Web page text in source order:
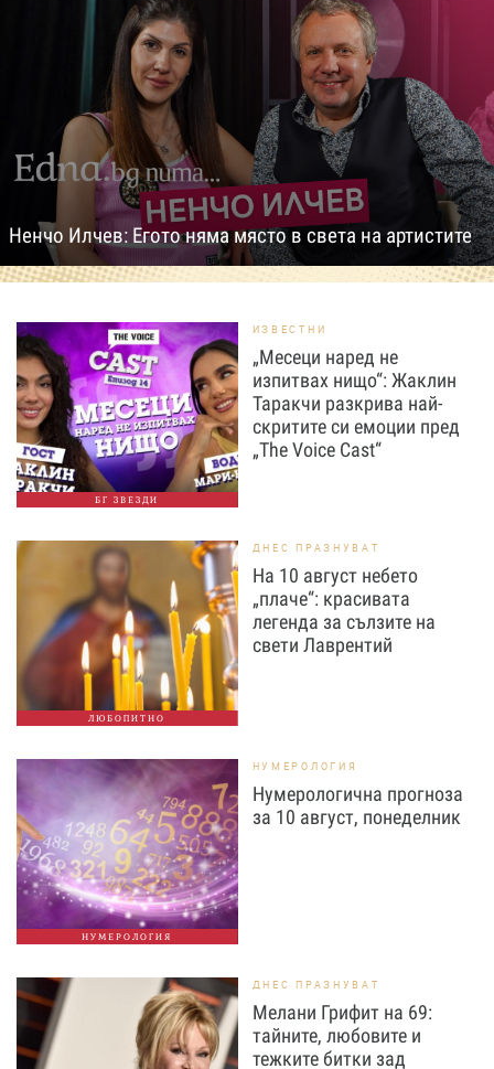
Ненчо Илчев: Егото няма място в света на артистите
БГ ЗВЕЗДИ
ИЗВЕСТНИ
„Месеци наред не
изпитвах нищо“: Жаклин
Таракчи разкрива най-
скритите си емоции пред
„The Voice Cast“
ЛЮБОПИТНО
ДНЕС ПРАЗНУВАТ
На 10 август небето
„плаче“: красивата
легенда за сълзите на
свети Лаврентий
НУМЕРОЛОГИЯ
НУМЕРОЛОГИЯ
Нумерологична прогноза
за 10 август, понеделник
ДНЕС ПРАЗНУВАТ
Мелани Грифит на 69:
тайните, любовите и
тежките битки зад